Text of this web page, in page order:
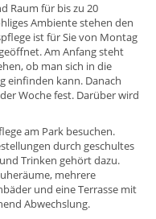
Raum für bis zu 20
Ambiente stehen den
ist für Sie von Montag
Am Anfang steht
ob man sich in die
einfinden kann. Danach
Woche fest. Darüber wird
am Park besuchen.
durch geschultes
Trinken gehört dazu.
mehrere
und eine Terrasse mit
Abwechslung.